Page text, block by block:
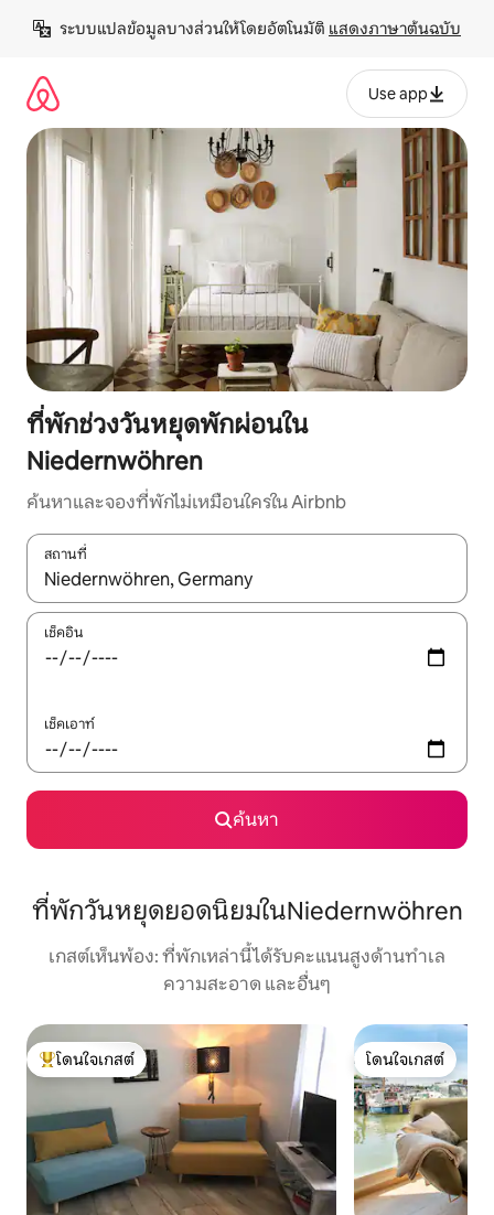
เนื้อหา
ระบบแปลข้อมูลบางส่วนให้โดยอัตโนมัติ แสดงภาษาต้นฉบับ
Use app
ที่พักช่วงวันหยุดพักผ่อนใน
Niedernwöhren
ค้นหาและจองที่พักไม่เหมือนใครใน Airbnb
สถานที่
ใช้ลูกศรขึ้นลง หรือใช้การสัมผัสหรือปัด เพื่อสำรวจผลการค้นหา
เช็คอิน
เช็คเอาท์
ค้นหา
ที่พักวันหยุดยอดนิยมในNiedernwöhren
เกสต์เห็นพ้อง: ที่พักเหล่านี้ได้รับคะแนนสูงด้านทำเล
ความสะอาด และอื่นๆ
โดนใจเกสต์ที่สุด
โดนใจเกสต์
โดนใจเกสต์
โดนใจเกสต์